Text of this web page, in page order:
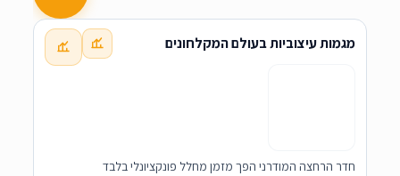
מגמות עיצוביות בעולם המקלחונים
חדר הרחצה המודרני הפך מזמן מחלל פונקציונלי בלבד